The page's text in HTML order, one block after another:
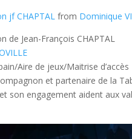
jf CHAPTAL from Dominique
de Jean-François CHAPTAL
Aire de jeux/Maitrise d’accès
et partenaire de la
son engagement aident aux